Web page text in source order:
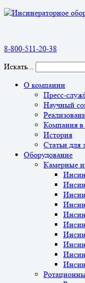
8-800-511-20-38
Искать...
О компании
Пресс-
Научный
Компания в
История
Статьи для
Оборудование
Камерные